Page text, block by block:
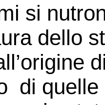
si
dello
di quelle